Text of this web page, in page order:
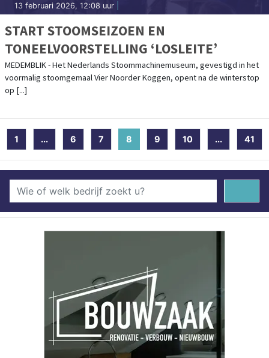
13 februari 2026, 12:08 uur
START STOOMSEIZOEN EN
TONEELVOORSTELLING ‘LOSLEITE’
MEDEMBLIK - Het Nederlands Stoommachinemuseum, gevestigd in het
voormalig stoomgemaal Vier Noorder Koggen, opent na de winterstop
op [...]
1 ... 6 7 8 (current)
9 10 ... 41